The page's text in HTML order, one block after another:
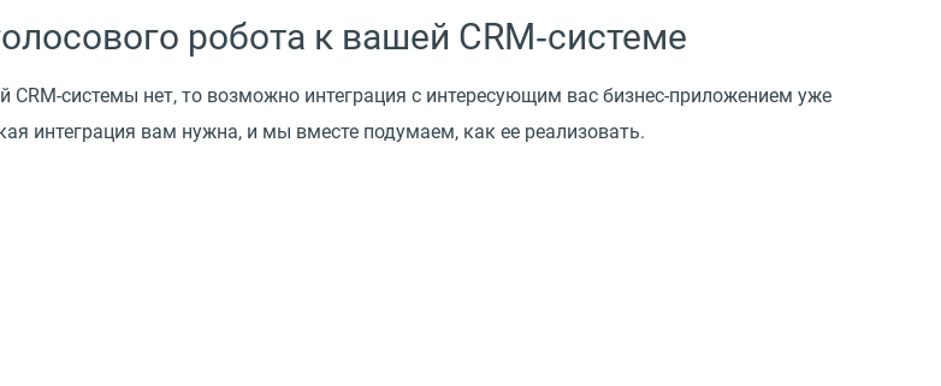
робота к вашей CRM‑системе
CRM-системы нет, то возможно интеграция с интересующим вас бизнес-приложением уже
интеграция вам нужна, и мы вместе подумаем, как ее реализовать.